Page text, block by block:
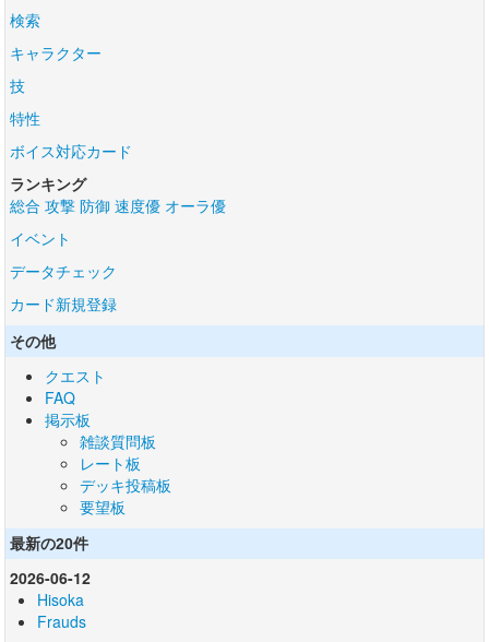
検索
キャラクター
技
特性
ボイス対応カード
ランキング
総合 攻撃 防御 速度優 オーラ優
イベント
データチェック
カード新規登録
その他
クエスト
FAQ
掲示板
雑談質問板
レート板
デッキ投稿板
要望板
最新の20件
2026-06-12
Hisoka
Frauds